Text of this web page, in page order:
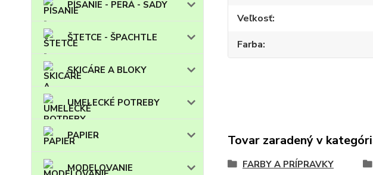
PÍSANIE - PERÁ - SADY
ŠTETCE - ŠPACHTLE
SKICÁRE A BLOKY
UMELECKÉ POTREBY
PAPIER
MODELOVANIE
Veľkosť
Farba
Tovar zaradený v
FARBY A PRÍPRAVKY